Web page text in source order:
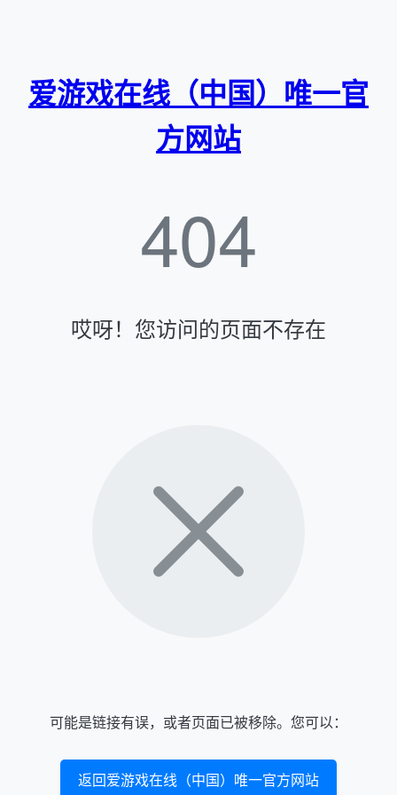
爱游戏在线（中国）唯一官
方网站
404
哎呀！您访问的页面不存在
可能是链接有误，或者页面已被移除。您可以：
返回爱游戏在线（中国）唯一官方网站